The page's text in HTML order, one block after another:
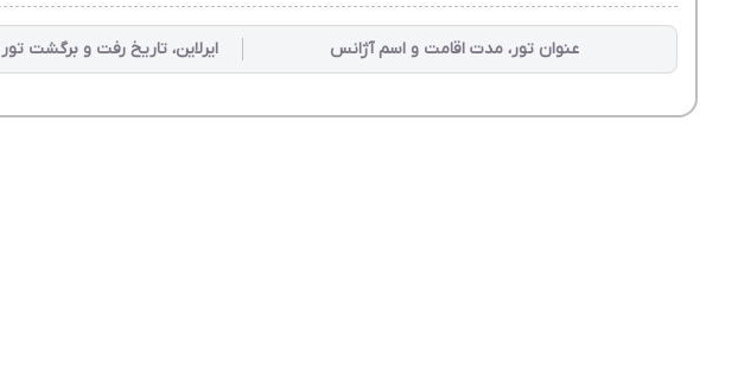
عنوان تور، مدت اقامت و اسم آژانس ایرلاین، تاریخ رفت و برگشت تور